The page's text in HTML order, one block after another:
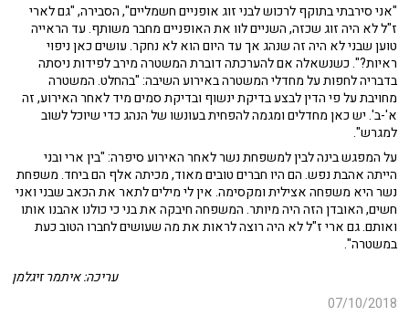
"אני סירבתי בתוקף לרכוש לבני זוג אופניים חשמליים", הסבירה, "גם לארי
ז"ל לא היה זוג שכזה, השניים לוו את האופניים מחבר משותף. עד הראייה
טוען שבני לא היה זה שנהג אך עד היום הוא לא נחקר. עושים כאן ניפוי
ראיות?". כשנשאלה אם להערכתה דוברת המשטרה מירב לפידות ניסתה
בדבריה לחפות על מחדלי המשטרה באירוע השיבה: "בהחלט. המשטרה
מחויבת על פי הדין לבצע בדיקת ינשוף ובדיקת סמים מיד לאחר האירוע, זה
א'-ב'. יש כאן מחדלים ומגמה להפחית בעונשו של הנהג כדי שיוכל לשוב
למגרש".
על המפגש בינה לבין למשפחת נשר לאחר האירוע סיפרה: "בין ארי ובני
הייתה אהבת נפש. הם היו חברים טובים מאוד, מכיתה אלף הם ביחד. משפחת
נשר היא משפחה אצילית ומקסימה. אין לי מילים לתאר את הכאב שבני ואני
חשים, האובדן הזה היה מיותר. המשפחה חיבקה את בני כי כולנו אהבנו אותו
ואותם. גם ארי ז"ל לא היה רוצה לראות את מה שעושים לחברו הטוב כעת
במשטרה".
עריכה: איתמר זיגלמן
07/10/2018